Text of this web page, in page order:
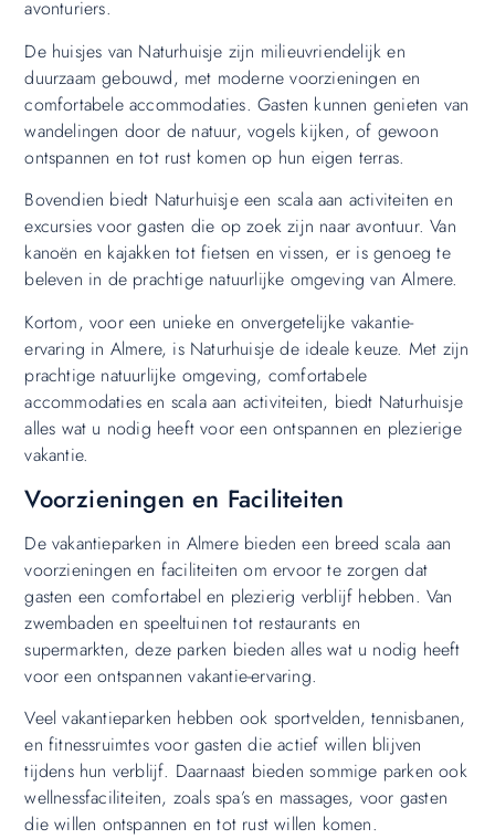
avonturiers.
De huisjes van Naturhuisje zijn milieuvriendelijk en
duurzaam gebouwd, met moderne voorzieningen en
comfortabele accommodaties. Gasten kunnen genieten van
wandelingen door de natuur, vogels kijken, of gewoon
ontspannen en tot rust komen op hun eigen terras.
Bovendien biedt Naturhuisje een scala aan activiteiten en
excursies voor gasten die op zoek zijn naar avontuur. Van
kanoën en kajakken tot fietsen en vissen, er is genoeg te
beleven in de prachtige natuurlijke omgeving van Almere.
Kortom, voor een unieke en onvergetelijke vakantie-
ervaring in Almere, is Naturhuisje de ideale keuze. Met zijn
prachtige natuurlijke omgeving, comfortabele
accommodaties en scala aan activiteiten, biedt Naturhuisje
alles wat u nodig heeft voor een ontspannen en plezierige
vakantie.
Voorzieningen en Faciliteiten
De vakantieparken in Almere bieden een breed scala aan
voorzieningen en faciliteiten om ervoor te zorgen dat
gasten een comfortabel en plezierig verblijf hebben. Van
zwembaden en speeltuinen tot restaurants en
supermarkten, deze parken bieden alles wat u nodig heeft
voor een ontspannen vakantie-ervaring.
Veel vakantieparken hebben ook sportvelden, tennisbanen,
en fitnessruimtes voor gasten die actief willen blijven
tijdens hun verblijf. Daarnaast bieden sommige parken ook
wellnessfaciliteiten, zoals spa’s en massages, voor gasten
die willen ontspannen en tot rust willen komen.